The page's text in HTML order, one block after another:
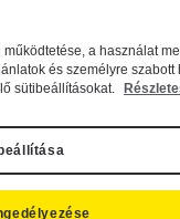
írja be a keresőszót a
a használat
és személyre
sütibeállításokat.